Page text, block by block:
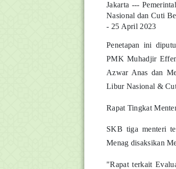
Jakarta ---
Nasional dan Cuti
- 25 April 2023
Penetapan ini
PMK Muhadjir
Azwar Anas dan
Libur Nasional &
Rapat Tingkat
SKB tiga menteri
Menag disaksikan
"Rapat terkait